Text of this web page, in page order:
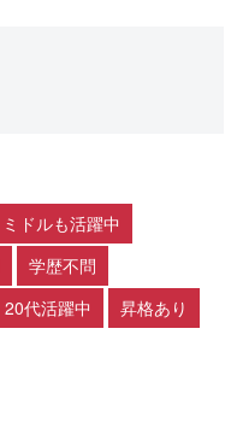
ミドルも活躍中
学歴不問
20代活躍中
昇格あり